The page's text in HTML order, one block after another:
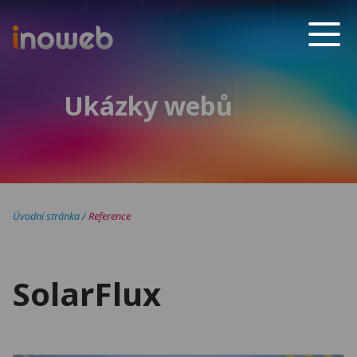
Ukázky webů
Úvodní stránka/Reference
SolarFlux